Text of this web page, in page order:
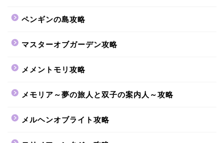
ペンギンの島攻略
マスターオブガーデン攻略
メメントモリ攻略
メモリア～夢の旅人と双子の案内人～攻略
メルヘンオブライト攻略